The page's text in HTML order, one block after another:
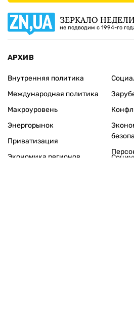
ЗЕРКАЛО НЕДЕЛИ
не подводим с 1994-го
АРХИВ
Внутренняя политика
Международная политика
Макроуровень
Энергорынок
Приватизация
Экономика регионов